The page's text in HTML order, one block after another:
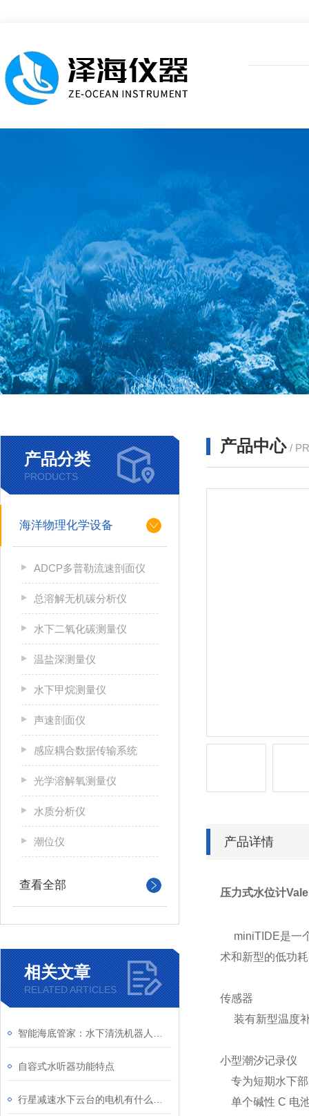
产品分类
PRODUCTS
海洋物理化学设备
ADCP多普勒流速剖面仪
总溶解无机碳分析仪
水下二氧化碳测量仪
温盐深测量仪
水下甲烷测量仪
声速剖面仪
感应耦合数据传输系统
光学溶解氧测量仪
水质分析仪
潮位仪
查看全部
相关文章
RELATED ARTICLES
自容式水听器功能特点
产品中心 /
产品详情
压力式水位计
miniTIDE是一
术和新型的低功
传感器
装有新型温度补
小型潮汐记录仪
专为短期水下部
单个碱性 C 电